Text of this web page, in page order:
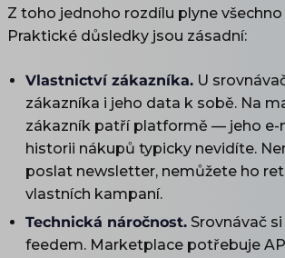
Z toho jednoho rozdílu plyne
Praktické důsledky jsou zásadní:
Vlastnictví zákazníka. U
zákazníka i jeho data k sobě. Na
zákazník patří platformě — jeho e-
historii nákupů typicky nevidíte.
poslat newsletter, nemůžete ho
vlastních kampaní.
Technická náročnost. Srovnávač
feedem. Marketplace potřebuje